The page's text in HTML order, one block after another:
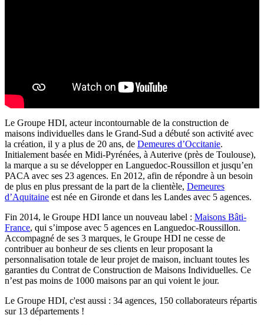
Le Groupe HDI, acteur incontournable de la construction de
maisons individuelles dans le Grand-Sud a débuté son activité avec
la création, il y a plus de 20 ans, de Demeures d’Occitanie.
Initialement basée en Midi-Pyrénées, à Auterive (près de Toulouse),
la marque a su se développer en Languedoc-Roussillon et jusqu’en
PACA avec ses 23 agences. En 2012, afin de répondre à un besoin
de plus en plus pressant de la part de la clientèle, Demeures
d’Aquitaine est née en Gironde et dans les Landes avec 5 agences.
Fin 2014, le Groupe HDI lance un nouveau label : Maisons Bâti-
France, qui s’impose avec 5 agences en Languedoc-Roussillon.
Accompagné de ses 3 marques, le Groupe HDI ne cesse de
contribuer au bonheur de ses clients en leur proposant la
personnalisation totale de leur projet de maison, incluant toutes les
garanties du Contrat de Construction de Maisons Individuelles. Ce
n’est pas moins de 1000 maisons par an qui voient le jour.
Le Groupe HDI, c'est aussi : 34 agences, 150 collaborateurs répartis
sur 13 départements !